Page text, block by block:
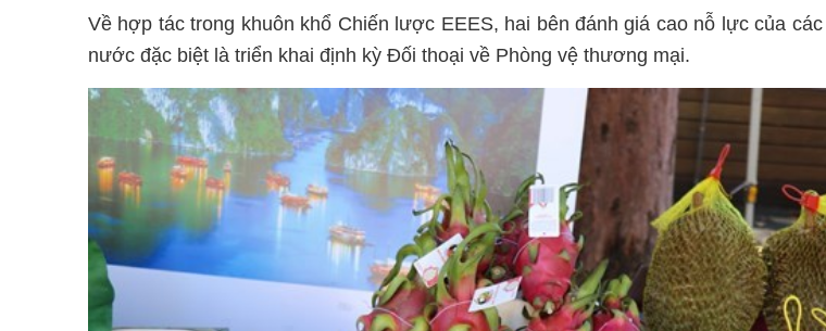
Về hợp tác trong khuôn khổ Chiến lược EEES, hai bên đánh giá cao nỗ lực của
nước đặc biệt là triển khai định kỳ Đối thoại về Phòng vệ thương mại.